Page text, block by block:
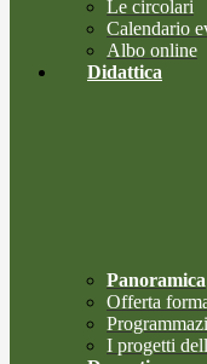
Le circolari
Calendario
Albo online
Didattica
Panoramica
Offerta
I progetti